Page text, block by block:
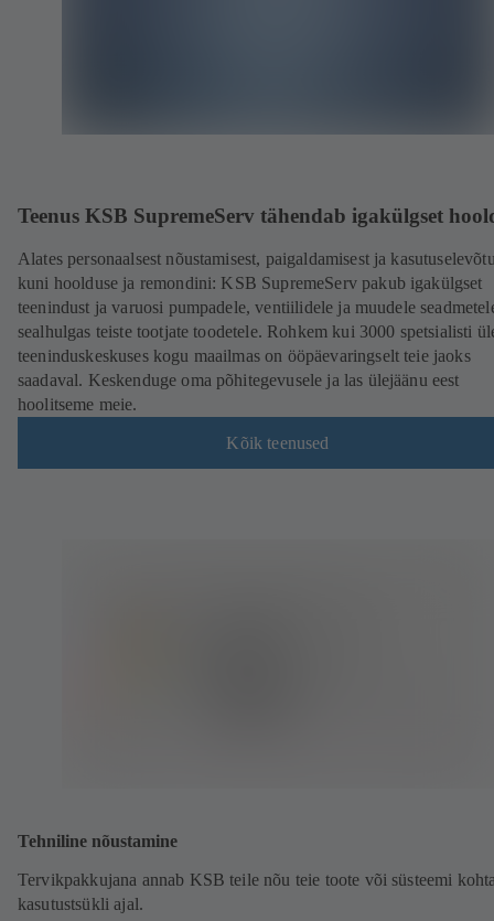
Teenus KSB SupremeServ tähendab igakülgset
Alates personaalsest nõustamisest, paigaldamisest ja
kuni hoolduse ja remondini: KSB SupremeServ pakub igakülgset
teenindust ja varuosi pumpadele, ventiilidele ja muudele
sealhulgas teiste tootjate toodetele. Rohkem kui 3000 spetsialisti
teeninduskeskuses kogu maailmas on ööpäevaringselt teie jaoks
saadaval. Keskenduge oma põhitegevusele ja las ülejäänu eest
hoolitseme meie.
Kõik teenused
Tehniline nõustamine
Tervikpakkujana annab KSB teile nõu teie toote või süsteemi
kasutustsükli ajal.